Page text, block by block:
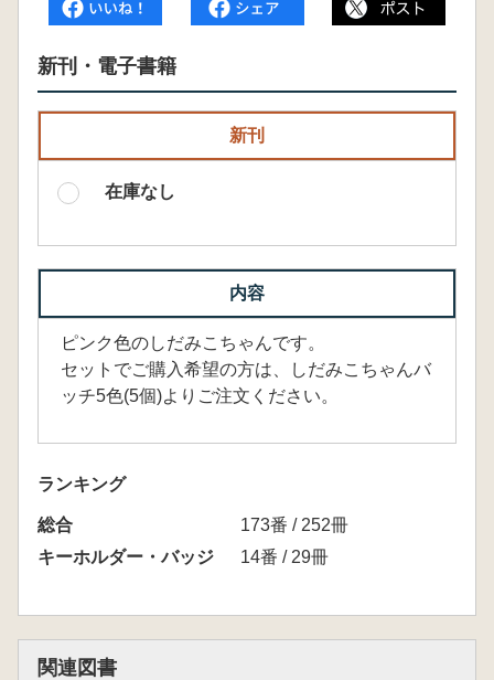
新刊・電子書籍
新刊
在庫なし
内容
ピンク色のしだみこちゃんです。
セットでご購入希望の方は、しだみこちゃんバ
ッチ5色(5個)よりご注文ください。
ランキング
総合
173番 / 252冊
キーホルダー・バッジ
14番 / 29冊
関連図書